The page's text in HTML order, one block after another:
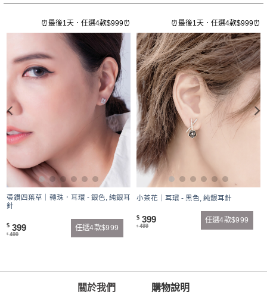
⏰最後1天．任選4款$999⏰
帶鑽四葉草｜轉珠．耳環 - 銀色, 純銀耳
針
$ 399
$ 499
任選4款$999
⏰最後1天．任選4款$999⏰
小茶花｜耳環 - 黑色, 純銀耳針
$ 399
$ 499
任選4款$999
關於我們 購物說明